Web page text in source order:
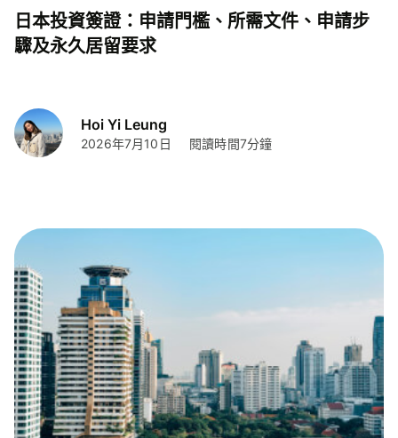
日本投資簽證：申請門檻、所需文件、申請步
驟及永久居留要求
Hoi Yi Leung
2026年7月10日 閱讀時間7分鐘